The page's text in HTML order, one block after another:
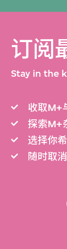
订阅
Stay in the
收取M+
探索M+
选择你
随时取